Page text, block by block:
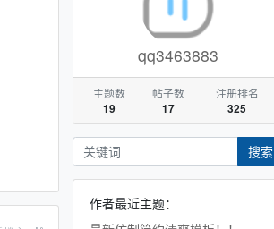
qq3463883
主题数
19
帖子数
17
注册排名
325
搜索
作者最近主题：